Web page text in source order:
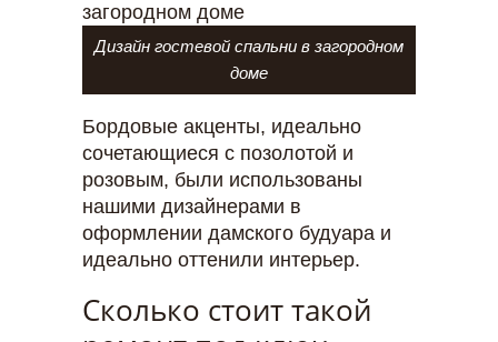
Дизайн гостевой спальни в загородном
доме
Бордовые акценты, идеально
сочетающиеся с позолотой и
розовым, были использованы
нашими дизайнерами в
оформлении дамского будуара и
идеально оттенили интерьер.
Сколько стоит такой